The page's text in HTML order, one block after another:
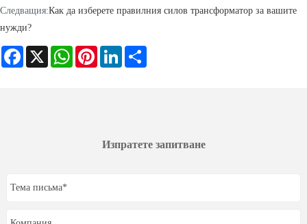
Следващия:Как да изберете правилния силов трансформатор за вашите
нужди?
Facebook
X WhatsAppPinterestLinkedIn
Изпратете запитване